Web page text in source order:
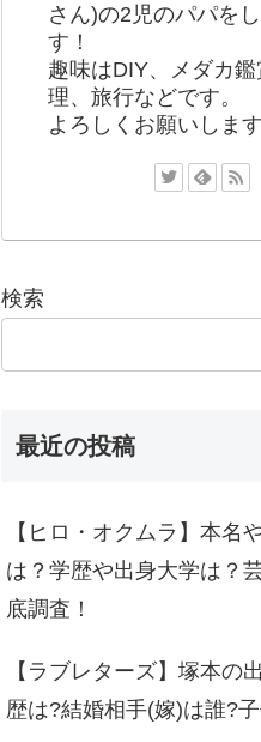
さん)の2児のパパを
す！
趣味はDIY、メダカ
理、旅行などです。
よろしくお願いします
検索
最近の投稿
【ヒロ・オクムラ】本名
は？学歴や出身大学は？
底調査！
【ラブレターズ】塚本の
歴は?結婚相手(嫁)は誰?